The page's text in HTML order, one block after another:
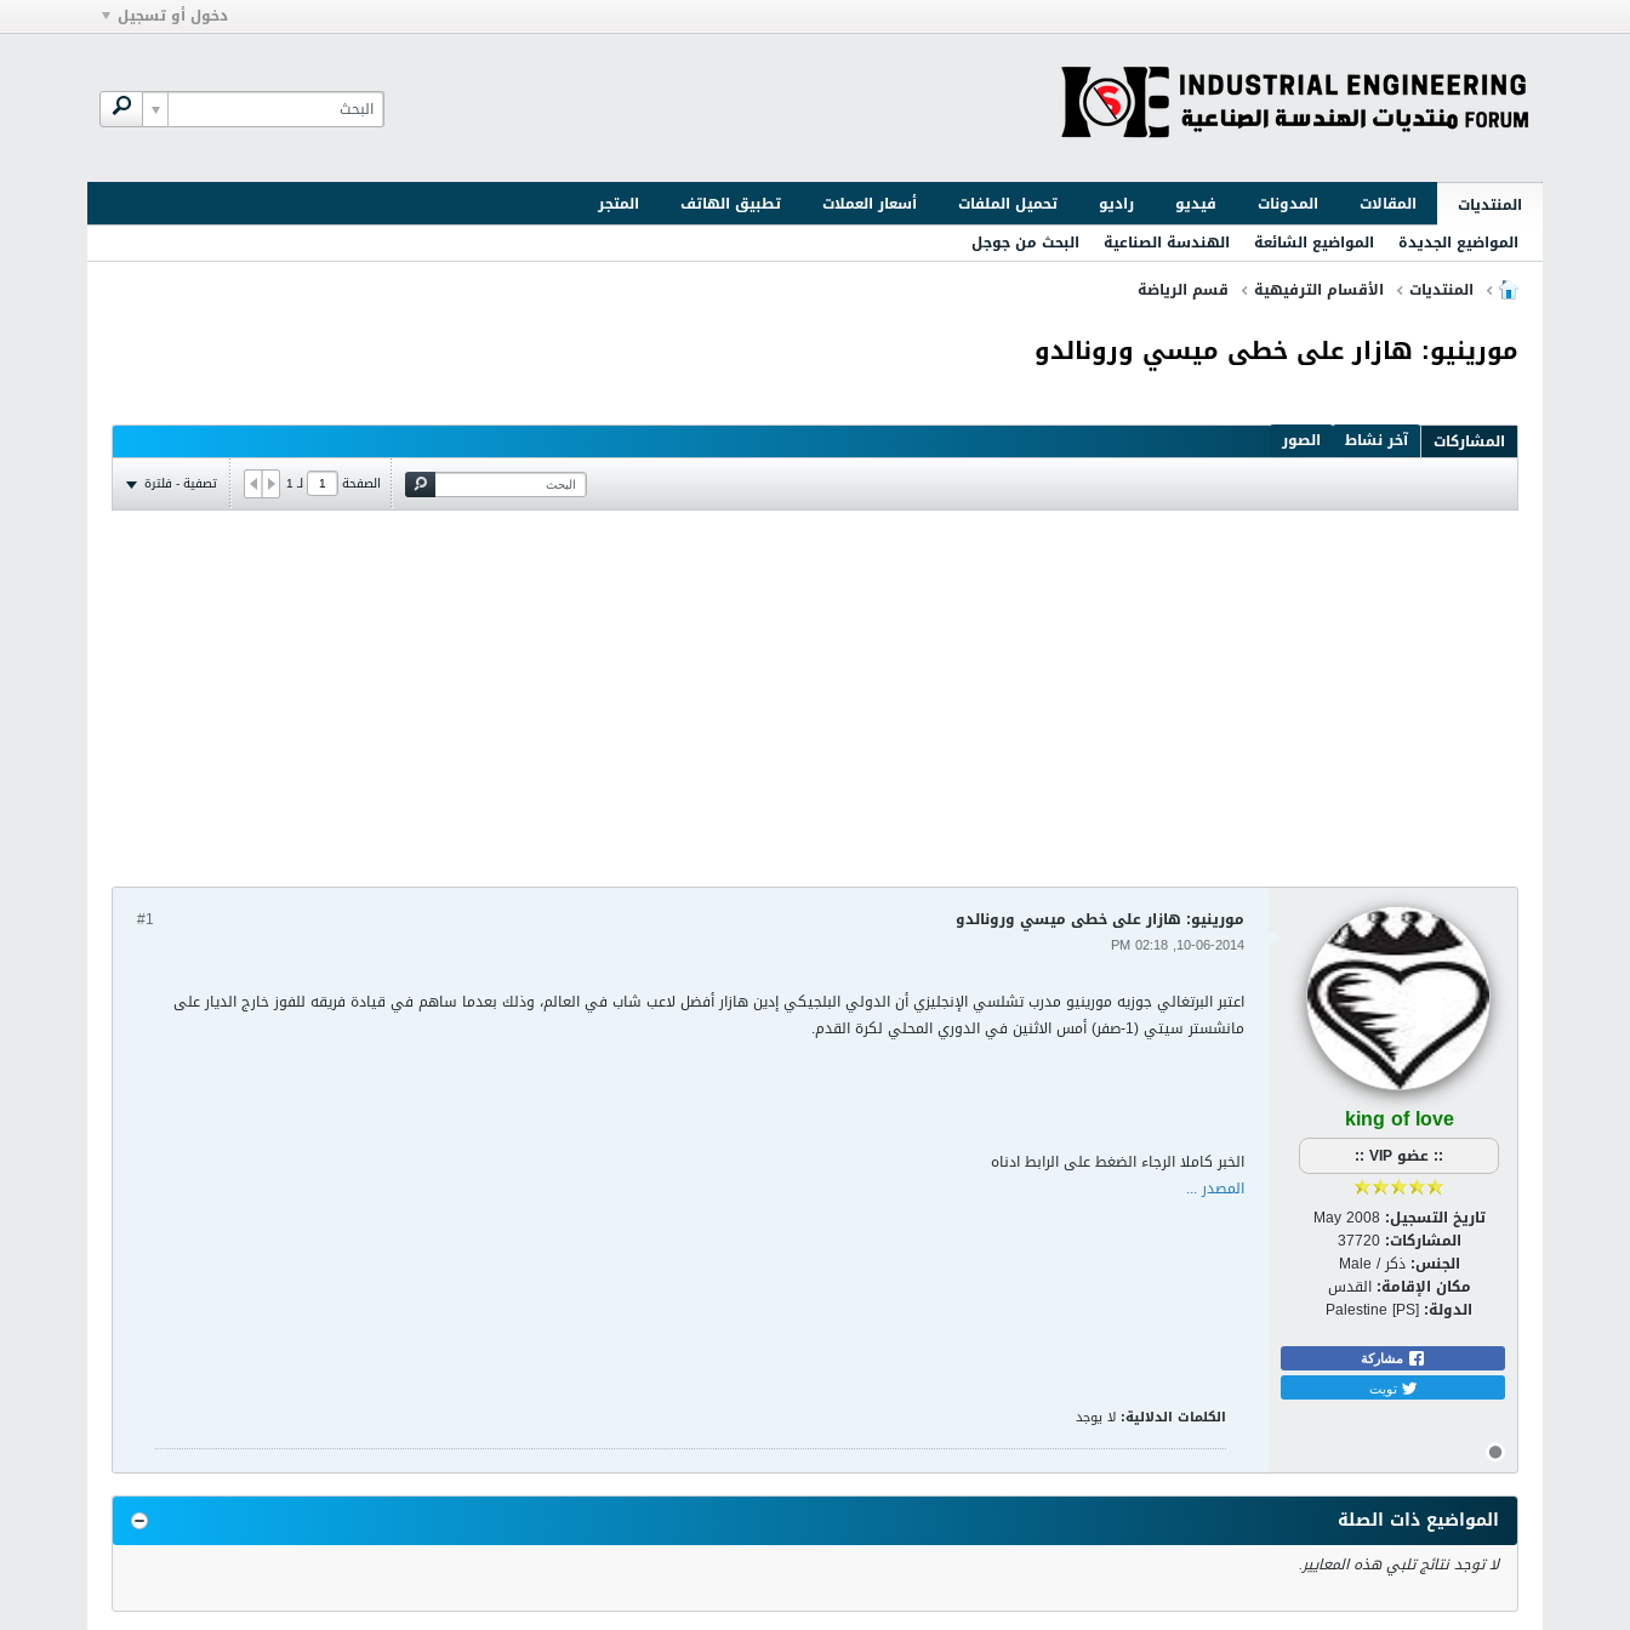
دخول أو تسجيل
المنتديات المقالات المدونات فيديو راديو تحميل الملفات أسعار العملات تطبيق الهاتف
المتجر
المواضيع الجديدة
المواضيع الشائعة الهندسة الصناعية
البحث من جوجل
المنتديات
الأقسام الترفيهية قسم الرياضة
مورينيو: هازار على خطى ميسي ورونالدو
المشاركات آخر نشاط الصور
الصفحة لـ1 تصفية - فلترة
king of love
:: عضو VIP ::
تاريخ التسجيل: May 2008
المشاركات: 37720
الجنس: ذكر / Male
مكان الإقامة: القدس
الدولة: Palestine [PS]
مشاركة
تويت
#1 مورينيو: هازار على خطى ميسي ورونالدو
10-06-2014, 02:18 PM
اعتبر البرتغالي جوزيه مورينيو مدرب تشلسي الإنجليزي أن الدولي البلجيكي إدين هازار أفضل لاعب شاب في العالم، وذلك بعدما ساهم في قيادة فريقه للفوز خارج الديار على
مانشستر سيتي (1-صفر) أمس الاثنين في الدوري المحلي لكرة القدم.
الخبر كاملا الرجاء الضغط على الرابط ادناه
المصدر ...
الكلمات الدلالية: لا يوجد
المواضيع ذات الصلة
لا توجد نتائج تلبي هذه المعايير.